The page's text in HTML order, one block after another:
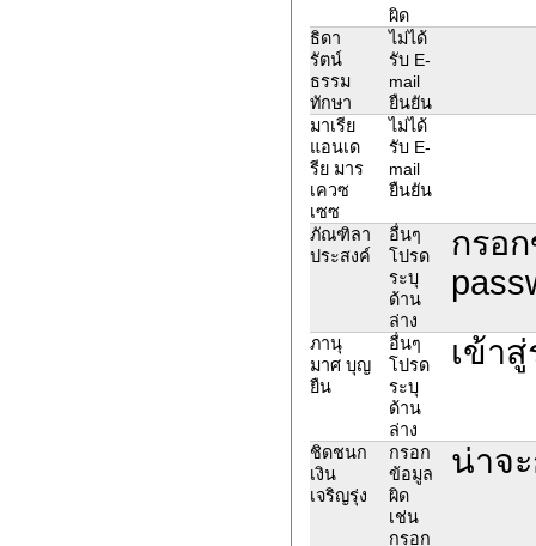
ผิด
ธิดา
รัตน์
ธรรม
ทักษา
ไม่ได้
รับ E-
mail
ยืนยัน
มาเรีย
แอนเด
รีย มาร
เควซ
เซซ
ไม่ได้
รับ E-
mail
ยืนยัน
ภัณฑิลา
ประสงค์
อื่นๆ
โปรด
ระบุ
ด้าน
ล่าง
กรอ
ภานุ
มาศ บุญ
ยืน
อื่นๆ
โปรด
ระบุ
ด้าน
ล่าง
เข้า
ชิดชนก
เงิน
เจริญรุ่ง
กรอก
ข้อมูล
ผิด
เช่น
กรอก
น่าจ